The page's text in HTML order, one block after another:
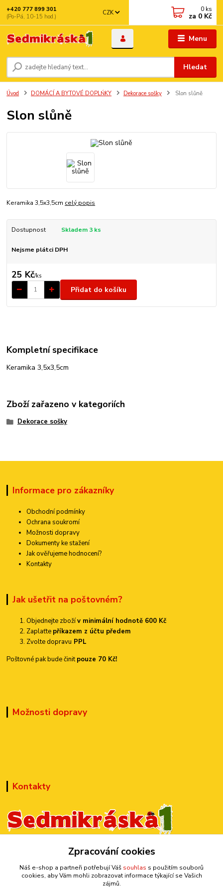
Menu
CZK
Hledat
+420 777 899 301
(Po-Pá, 10-15 hod.)
0 ks
za 0 Kč
Úvod DOMÁCÍ A BYTOVÉ DOPLŃKY Dekorace sošky Slon slůně
Slon slůně
Keramika 3,5x3,5cm celý popis
Dostupnost Skladem 3 ks
Nejsme plátci DPH
25 Kč/ks
Přidat do košíku
Kompletní specifikace
Keramika 3,5x3,5cm
Zboží zařazeno v kategoriích
Dekorace sošky
Informace pro zákazníky
Obchodní podmínky
Ochrana soukromí
Možnosti dopravy
Dokumenty ke stažení
Jak ověřujeme hodnocení?
Kontakty
Jak ušetřit na poštovném?
Objednejte zbožív minimální hodnotě 600 Kč
Zaplaťte příkazem z účtu předem
Zvolte dopravu PPL
Poštovné pak bude činitpouze 70 Kč!
Možnosti dopravy
Kontakty
+420 777 899 301
sedmi@kraska1.cz
Zpracování cookies
Náš e-shop a partneři potřebují Váš souhlas s použitím souborů
cookies, aby Vám mohli zobrazovat informace týkající se Vašich
zájmů.